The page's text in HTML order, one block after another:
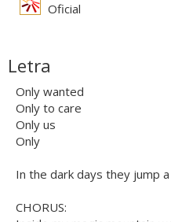
Oficial
Letra
Only wanted
Only to care
Only us
Only
In the dark days they jump
CHORUS: